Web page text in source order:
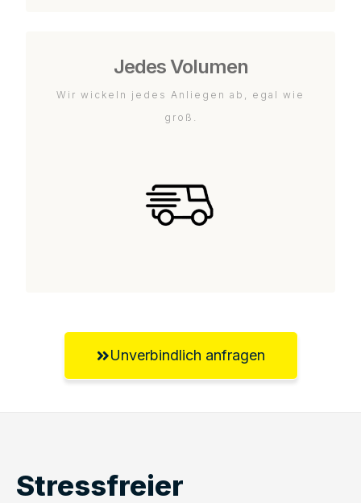
Jedes Volumen
Wir wickeln jedes Anliegen ab, egal wie
groß.
Unverbindlich anfragen
Stressfreier